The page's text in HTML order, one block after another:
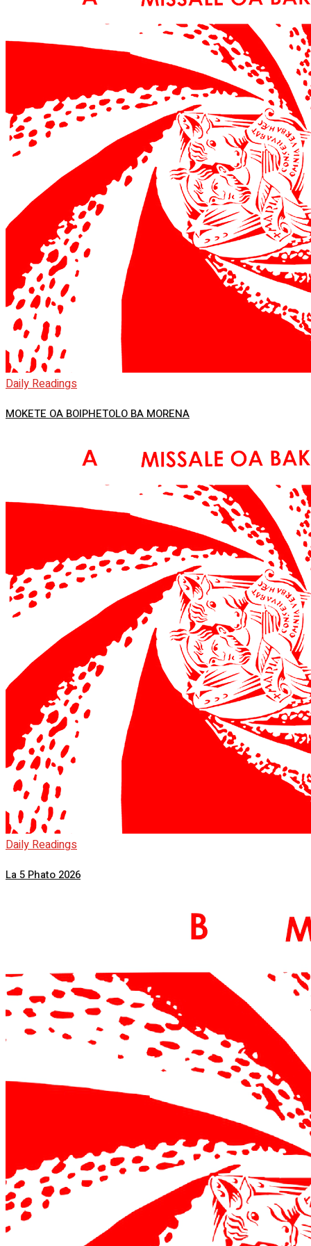
Daily Readings
MOKETE OA BOIPHETOLO BA MORENA
Daily Readings
La 5 Phato 2026